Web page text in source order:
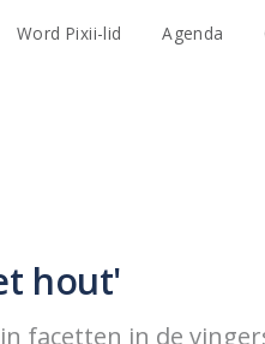
Word Pixii-lid Agenda
hout'
facetten in de